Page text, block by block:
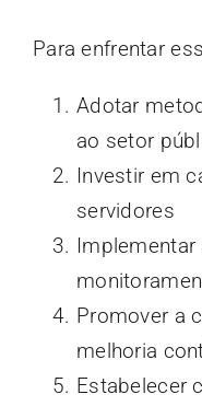
Para enfrentar
Adotar
ao setor
Investir em
servidores
Promover a
melhoria
Estabelecer